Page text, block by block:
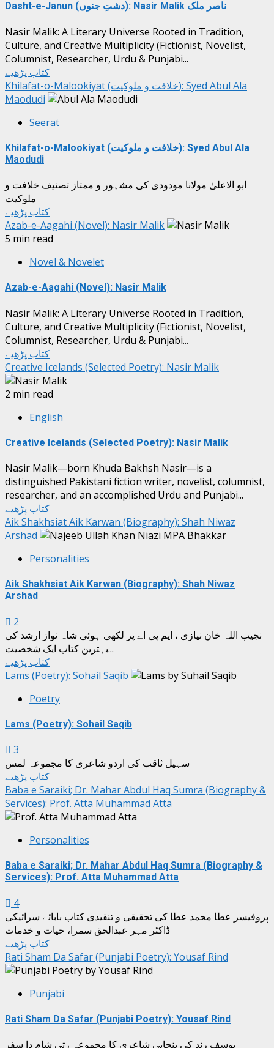
Dasht-e-Janun (دشتِ جنوں): Nasir Malik ناصر ملک
Nasir Malik: A Literary Universe Rooted in Tradition,
Culture, and Creative Multiplicity (Fictionist, Novelist,
Columnist, Researcher, Urdu & Punjabi...
کتاب پڑھیے
Khilafat-o-Malookiyat (خلافت و ملوکیت): Syed Abul Ala
Maodudi
Seerat
Khilafat-o-Malookiyat (خلافت و ملوکیت): Syed Abul Ala
Maodudi
ابو الاعلیٰ مولانا مودودی کی مشہور و ممتاز تصنیف خلافت و
ملوکیت
کتاب پڑھیے
Azab-e-Aagahi (Novel): Nasir Malik
5 min read
Novel & Novelet
Azab-e-Aagahi (Novel): Nasir Malik
Nasir Malik: A Literary Universe Rooted in Tradition,
Culture, and Creative Multiplicity (Fictionist, Novelist,
Columnist, Researcher, Urdu & Punjabi...
کتاب پڑھیے
Creative Icelands (Selected Poetry): Nasir Malik
2 min read
English
Creative Icelands (Selected Poetry): Nasir Malik
Nasir Malik—born Khuda Bakhsh Nasir—is a
distinguished Pakistani fiction writer, novelist, columnist,
researcher, and an accomplished Urdu and Punjabi...
کتاب پڑھیے
Aik Shakhsiat Aik Karwan (Biography): Shah Niwaz
Arshad
Personalities
Aik Shakhsiat Aik Karwan (Biography): Shah Niwaz
Arshad
2
نجیب اللہ خان نیازی ، ایم پی اے پر لکھی ہوئی شاہ نواز ارشد کی
بہترین کتاب ایک شخصیت...
کتاب پڑھیے
Lams (Poetry): Sohail Saqib
Poetry
Lams (Poetry): Sohail Saqib
3
کتاب پڑھیے
Baba e Saraiki; Dr. Mahar Abdul Haq Sumra (Biography &
Services): Prof. Atta Muhammad Atta
Personalities
Baba e Saraiki; Dr. Mahar Abdul Haq Sumra (Biography &
Services): Prof. Atta Muhammad Atta
4
پروفیسر عطا محمد عطا کی تحقیقی و تنقیدی کتاب بابائے سرائیکی
ڈاکٹر مہر عبدالحق سمرا، حیات و خدمات
کتاب پڑھیے
Rati Sham Da Safar (Punjabi Poetry): Yousaf Rind
Punjabi
Rati Sham Da Safar (Punjabi Poetry): Yousaf Rind
یوسف رند کی پنجابی شاعری کا مجموعہ رتی شام دا سفر